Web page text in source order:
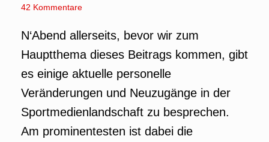
42 Kommentare
N‘Abend allerseits, bevor wir zum
Hauptthema dieses Beitrags kommen, gibt
es einige aktuelle personelle
Veränderungen und Neuzugänge in der
Sportmedienlandschaft zu besprechen.
Am prominentesten ist dabei die